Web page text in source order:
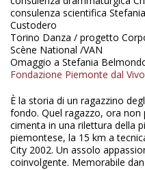
consulenza scientifica
Custodero
Torino Danza / progetto
Scène National /VAN
Omaggio a Stefania
Fondazione Piemonte dal Vivo
È la storia di un ragazzino
fondo. Quel ragazzo, ora
cimenta in una rilettura della
piemontese, la 15 km a
City 2002. Un assolo
coinvolgente. Memorabile